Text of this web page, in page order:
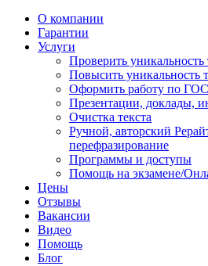
О компании
Гарантии
Услуги
Проверить уникальность
Повысить уникальность
Оформить работу по
Презентации, доклады,
Очистка текста
Ручной, авторский
перефразирование
Программы и доступы
Помощь на экзамене/
Цены
Отзывы
Вакансии
Видео
Помощь
Блог